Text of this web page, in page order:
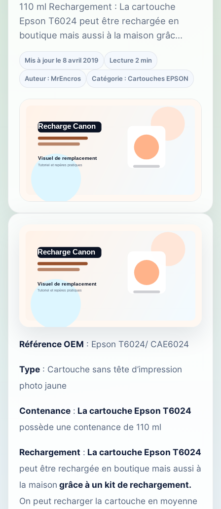
110 ml Rechargement : La cartouche
Epson T6024 peut être rechargée en
boutique mais aussi à la maison grâc…
Mis à jour le 8 avril 2019 Lecture 2 min
Auteur : MrEncros Catégorie : Cartouches EPSON
Référence OEM : Epson T6024/ CAE6024
Type : Cartouche sans tête d’impression
photo jaune
Contenance : La cartouche Epson T6024
possède une contenance de 110 ml
Rechargement : La cartouche Epson T6024
peut être rechargée en boutique mais aussi à
la maison grâce à un kit de rechargement.
On peut recharger la cartouche en moyenne